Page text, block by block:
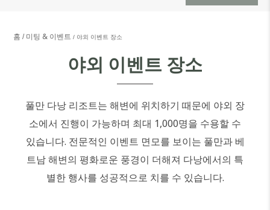
홈 미팅 & 이벤트 야외 이벤트 장소
야외 이벤트 장소
풀만 다낭 리조트는 해변에 위치하기 때문에 야외 장
소에서 진행이 가능하며 최대 1,000명을 수용할 수
있습니다. 전문적인 이벤트 면모를 보이는 풀만과 베
트남 해변의 평화로운 풍경이 더해져 다낭에서의 특
별한 행사를 성공적으로 치를 수 있습니다.